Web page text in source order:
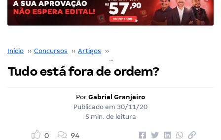
Início ›› Concursos ›› Artigos ››
Tudo está fora de ordem?
Por Gabriel Granjeiro
Publicado em 30/11/20
5 min. de leitura
0 94